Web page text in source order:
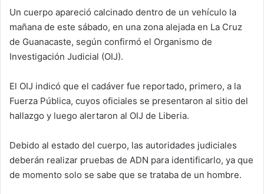
Un cuerpo apareció calcinado dentro de un vehículo la
mañana de este sábado, en una zona alejada en La Cruz
de Guanacaste, según confirmó el Organismo de
Investigación Judicial (OIJ).
El OIJ indicó que el cadáver fue reportado, primero, a la
Fuerza Pública, cuyos oficiales se presentaron al sitio del
hallazgo y luego alertaron al OIJ de Liberia.
Debido al estado del cuerpo, las autoridades judiciales
deberán realizar pruebas de ADN para identificarlo, ya que
de momento solo se sabe que se trataba de un hombre.